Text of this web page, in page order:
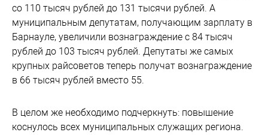
со 110 тысяч рублей до 131 тысячи рублей. А
муниципальным депутатам, получающим зарплату в
Барнауле, увеличили вознаграждение с 84 тысяч
рублей до 103 тысяч рублей. Депутаты же самых
крупных райсоветов теперь получат вознаграждение
в 66 тысяч рублей вместо 55.
В целом же необходимо подчеркнуть: повышение
коснулось всех муниципальных служащих региона.